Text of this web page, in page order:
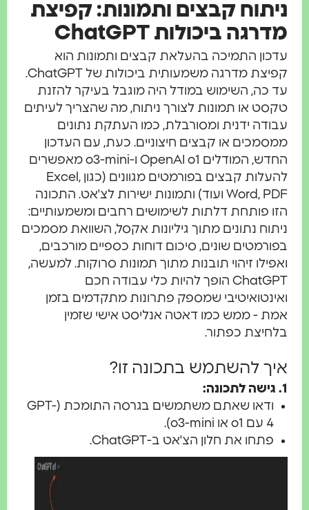
ניתוח קבצים ותמונות: קפיצת
מדרגה ביכולות ChatGPT
עדכון התמיכה בהעלאת קבצים ותמונות הוא
קפיצת מדרגה משמעותית ביכולות של ChatGPT.
עד כה, השימוש במודל היה מוגבל בעיקר להזנת
טקסט או תמונות לצורך ניתוח, מה שהצריך לעיתים
עבודה ידנית ומסורבלת, כמו העתקת נתונים
ממסמכים או קבצים חיצוניים. כעת, עם העדכון
החדש, המודלים OpenAI o1 ו-o3-mini מאפשרים
להעלות קבצים בפורמטים מגוונים (כגון Excel,
Word, PDF ועוד) ותמונות ישירות לצ'אט. התכונה
הזו פותחת דלתות לשימושים רחבים ומשמעותיים:
ניתוח נתונים מתוך גיליונות אקסל, השוואת מסמכים
בפורמטים שונים, סיכום דוחות כספיים מורכבים,
ואפילו זיהוי תובנות מתוך תמונות סרוקות. למעשה,
ChatGPT הופך להיות כלי עבודה חכם
ואינטואיטיבי שמספק פתרונות מתקדמים בזמן
אמת - ממש כמו דאטה אנליסט אישי שזמין
בלחיצת כפתור.
איך להשתמש בתכונה זו?
ודאו שאתם משתמשים בגרסה התומכת (GPT-
פתחו את חלון הצ'אט ב-ChatGPT.